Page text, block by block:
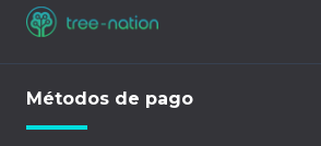
Métodos de pago